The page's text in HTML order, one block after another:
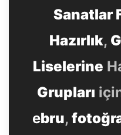
Sanatlar
Hazırlık,
Liselerine
Grupları
ebru,